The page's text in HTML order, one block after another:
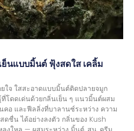
นแบบมิ้นต์ ฟุ้งสดใส เคลิ้ม
ใจ ใสสะอาดแบบมิ้นต์ติดปลายจมูก
โดดเด่นด้วยกลิ่นเย็น ๆ แนวมิ้นต์ผสม
อ และฟีลลิ่งที่บาลานซ์ระหว่าง ความ
ดชื่น ได้อย่างลงตัว กลิ่นของ Kush